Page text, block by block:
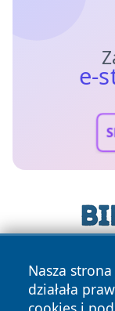
e-
Nasza
działała